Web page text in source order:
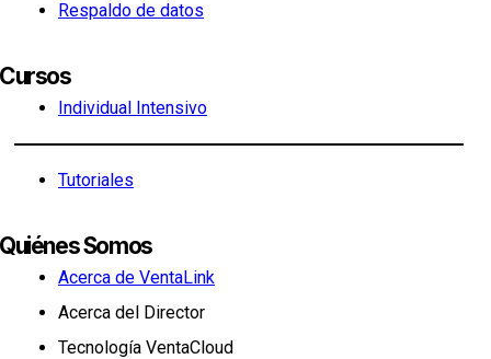
Respaldo de datos
Cursos
Individual Intensivo
Tutoriales
Quiénes Somos
Acerca de VentaLink
Acerca del Director
Tecnología VentaCloud